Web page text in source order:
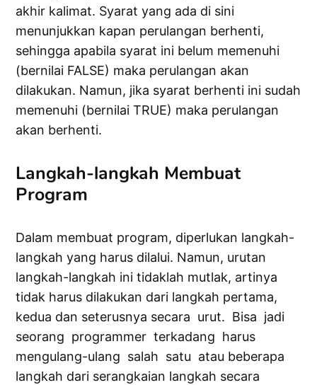
akhir kalimat. Syarat yang ada di sini
menunjukkan kapan perulangan berhenti,
sehingga apabila syarat ini belum memenuhi
(bernilai FALSE) maka perulangan akan
dilakukan. Namun, jika syarat berhenti ini sudah
memenuhi (bernilai TRUE) maka perulangan
akan berhenti.
Langkah-langkah Membuat
Program
Dalam membuat program, diperlukan langkah-
langkah yang harus dilalui. Namun, urutan
langkah-langkah ini tidaklah mutlak, artinya
tidak harus dilakukan dari langkah pertama,
kedua dan seterusnya secara urut. Bisa jadi
seorang programmer terkadang harus
mengulang-ulang salah satu atau beberapa
langkah dari serangkaian langkah secara